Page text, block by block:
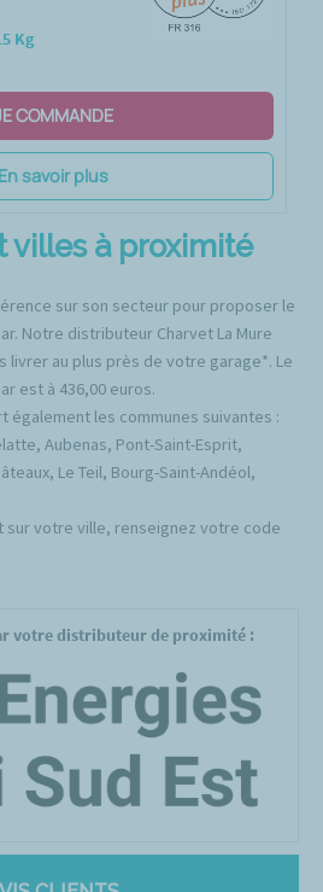
Kg
COMMANDE
En savoir plus
villes à proximité
sur son secteur pour proposer le
Notre distributeur Charvet La Mure
livrer au plus près de votre garage*. Le
est à 436,00 euros.
également les communes suivantes :
Aubenas, Pont-Saint-Esprit,
Le Teil, Bourg-Saint-Andéol,
sur votre ville, renseignez votre code
votre distributeur de proximité :